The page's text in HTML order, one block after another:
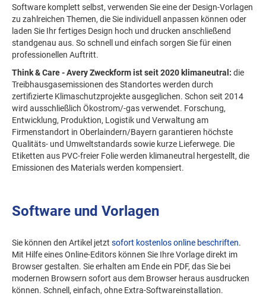
Software komplett selbst, verwenden Sie eine der Design-Vorlagen
zu zahlreichen Themen, die Sie individuell anpassen können oder
laden Sie Ihr fertiges Design hoch und drucken anschließend
standgenau aus. So schnell und einfach sorgen Sie für einen
professionellen Auftritt.
Think & Care - Avery Zweckform ist seit 2020 klimaneutral: die
Treibhausgasemissionen des Standortes werden durch
zertifizierte Klimaschutzprojekte ausgeglichen. Schon seit 2014
wird ausschließlich Ökostrom/-gas verwendet. Forschung,
Entwicklung, Produktion, Logistik und Verwaltung am
Firmenstandort in Oberlaindern/Bayern garantieren höchste
Qualitäts- und Umweltstandards sowie kurze Lieferwege. Die
Etiketten aus PVC-freier Folie werden klimaneutral hergestellt, die
Emissionen des Materials werden kompensiert.
Software und Vorlagen
Sie können den Artikel jetzt sofort kostenlos online beschriften.
Mit Hilfe eines Online-Editors können Sie Ihre Vorlage direkt im
Browser gestalten. Sie erhalten am Ende ein PDF, das Sie bei
modernen Browsern sofort aus dem Browser heraus ausdrucken
können. Schnell, einfach, ohne Extra-Softwareinstallation.